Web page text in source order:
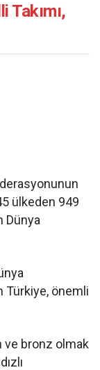
Takımı,
ülkeden 949
Dünya
Türkiye, önemli
ve bronz olmak